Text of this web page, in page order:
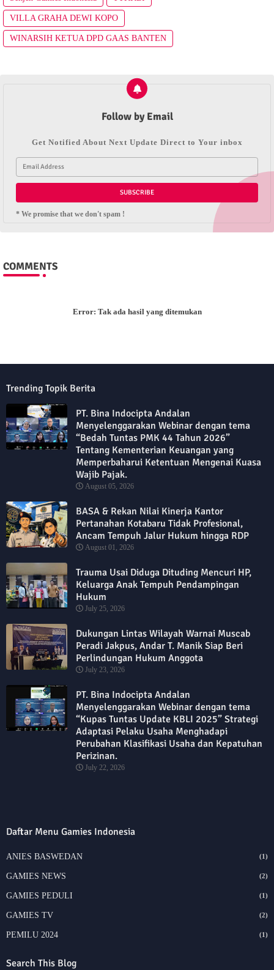
VILLA GRAHA DEWI KOPO
WINARSIH KETUA DPD GAAS BANTEN
Follow by Email
Get Notified About Next Update Direct to Your inbox
* We promise that we don't spam !
COMMENTS
Error: Tak ada hasil yang ditemukan
Trending Topik Berita
PT. Bina Indocipta Andalan
Menyelenggarakan Webinar dengan tema
“Bedah Tuntas PMK 44 Tahun 2026”
Tentang Kementerian Keuangan yang
Memperbaharui Ketentuan Mengenai Kuasa
Wajib Pajak.
August 05, 2026
BASA & Rekan Nilai Kinerja Kantor
Pertanahan Kotabaru Tidak Profesional,
Ancam Tempuh Jalur Hukum hingga RDP
August 01, 2026
Trauma Usai Diduga Dituding Mencuri HP,
Keluarga Anak Tempuh Pendampingan
Hukum
July 25, 2026
Dukungan Lintas Wilayah Warnai Muscab
Peradi Jakpus, Andar T. Manik Siap Beri
Perlindungan Hukum Anggota
July 23, 2026
PT. Bina Indocipta Andalan
Menyelenggarakan Webinar dengan tema
“Kupas Tuntas Update KBLI 2025” Strategi
Adaptasi Pelaku Usaha Menghadapi
Perubahan Klasifikasi Usaha dan Kepatuhan
Perizinan.
July 22, 2026
Daftar Menu Gamies Indonesia
ANIES BASWEDAN (1)
GAMIES NEWS (2)
GAMIES PEDULI (1)
GAMIES TV (2)
PEMILU 2024 (1)
Search This Blog